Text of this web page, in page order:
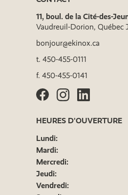
11, boul. de la Cité-des-
Vaudreuil-Dorion, Québec
bonjour@ekinox.ca
t. 450-455-0111
f. 450-455-0141
HEURES D'OUVERTURE
Lundi:
Mardi:
Mercredi:
Jeudi:
Vendredi: